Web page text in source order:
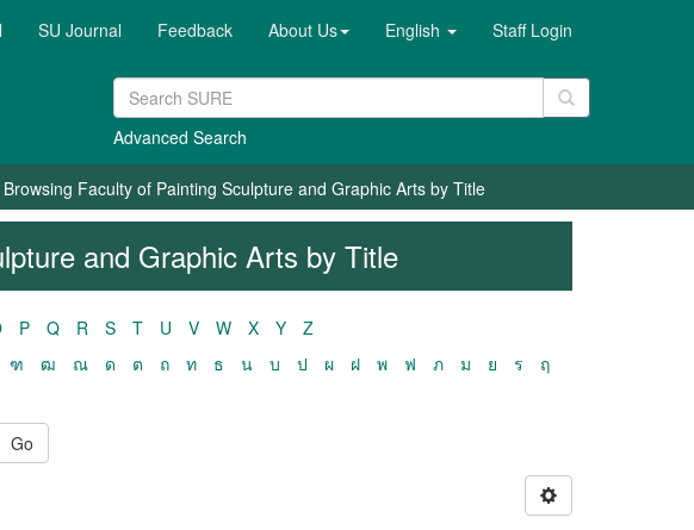
SU Journal Feedback About Us English Staff Login
Advanced Search
Browsing Faculty of Painting Sculpture and Graphic Arts by Title
and Graphic Arts by Title
P Q R S T U V W X Y
Z
ฑ ฒ ณ ด ต ถ ท ธ น บ ป ผ ฝ พ ฟ ภ ม ย ร
ฤ
Go